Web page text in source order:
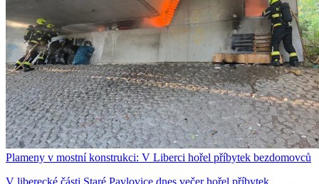
Plameny v mostní konstrukci: V Liberci hořel příbytek bezdomovců
V liberecké části Staré Pavlovice dnes večer hořel příbytek